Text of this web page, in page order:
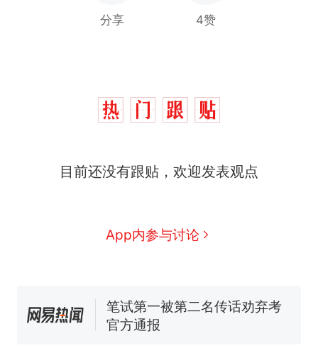
分享 4赞
目前还没有跟贴，欢迎发表观点
App内参与讨论
人生
新 费大厨“全国小炒肉大王”称
号，仅凭视频评出？中国烹饪
来源：参考消息）
笔试第一被第二名传话劝弃考
官方通报